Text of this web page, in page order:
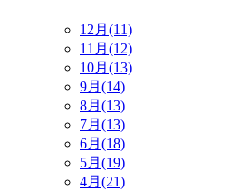
12月(11)
11月(12)
10月(13)
9月(14)
8月(13)
7月(13)
6月(18)
5月(19)
4月(21)